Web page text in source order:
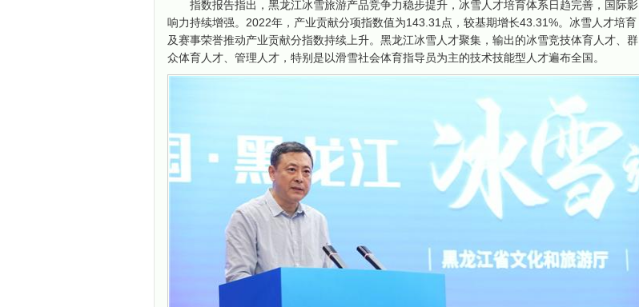
指数报告指出，黑龙江冰雪旅游产品竞争力稳步提升，冰雪人才培育体系日趋完善，国际影
响力持续增强。2022年，产业贡献分项指数值为143.31点，较基期增长43.31%。冰雪人才培育
及赛事荣誉推动产业贡献分指数持续上升。黑龙江冰雪人才聚集，输出的冰雪竞技体育人才、群
众体育人才、管理人才，特别是以滑雪社会体育指导员为主的技术技能型人才遍布全国。